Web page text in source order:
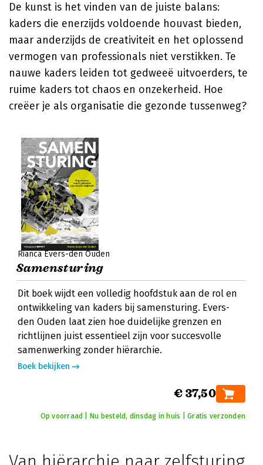
De kunst is het vinden van de juiste balans:
kaders die enerzijds voldoende houvast bieden,
maar anderzijds de creativiteit en het oplossend
vermogen van professionals niet verstikken. Te
nauwe kaders leiden tot gedweeë uitvoerders, te
ruime kaders tot chaos en onzekerheid. Hoe
creëer je als organisatie die gezonde tussenweg?
Rianca Evers-den Ouden
Samensturing
Dit boek wijdt een volledig hoofdstuk aan de rol en
ontwikkeling van kaders bij samensturing. Evers-
den Ouden laat zien hoe duidelijke grenzen en
richtlijnen juist essentieel zijn voor succesvolle
samenwerking zonder hiërarchie.
Boek bekijken
€ 37,50
Op voorraad | Nu besteld, dinsdag in huis | Gratis verzonden